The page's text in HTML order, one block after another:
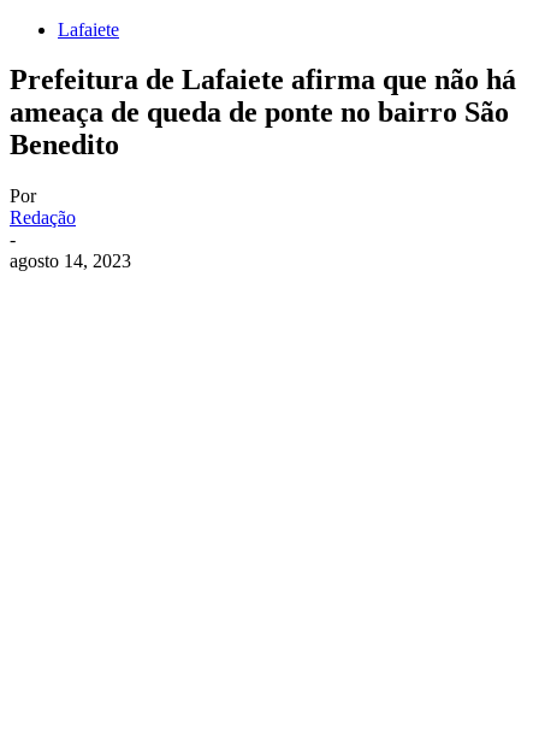
Lafaiete
Prefeitura de Lafaiete afirma que não há
ameaça de queda de ponte no bairro São
Benedito
Por
Redação
-
agosto 14, 2023